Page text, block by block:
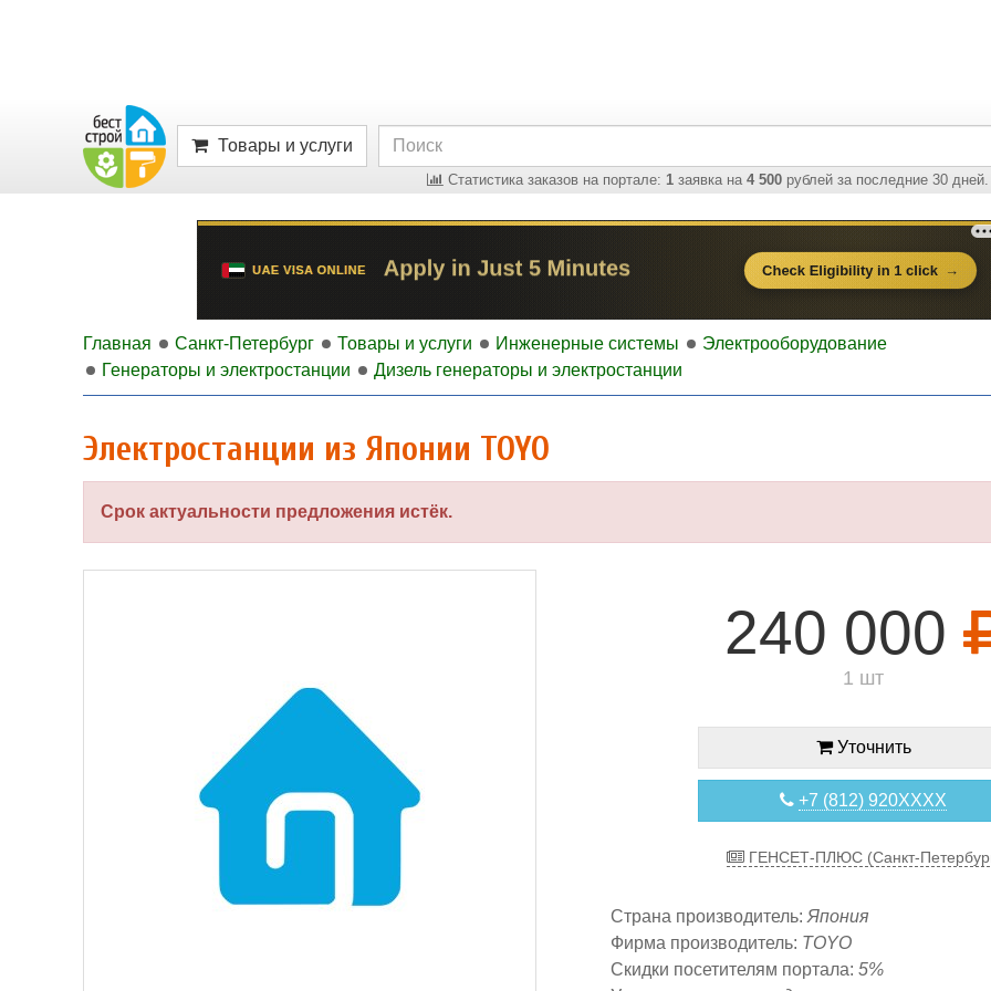
Товары и услуги
Статистика заказов на портале: 1заявка на 4 500рублей за последние 30 дней.
Главная Санкт-Петербург Товары и услуги Инженерные системы
Электрооборудование
Генераторы и электростанции
Дизель генераторы и электростанции
Электростанции из Японии TOYO
Срок актуальности предложения истёк.
240 000
1 шт
Уточнить
+7 (812) 920XXXX
ГЕНСЕТ-ПЛЮС (Санкт-
Страна производитель: Япония
Фирма производитель: TOYO
Скидки посетителям портала: 5%